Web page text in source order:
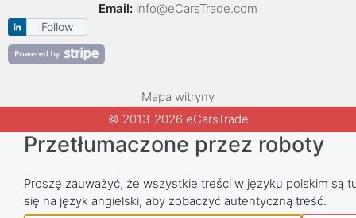
Email: info@eCarsTrade.com
Follow
Mapa witryny
© 2013-2026 eCarsTrade
Przetłumaczone przez roboty
Proszę zauważyć, że wszystkie treści w języku polskim są
się na język angielski, aby zobaczyć autentyczną treść.